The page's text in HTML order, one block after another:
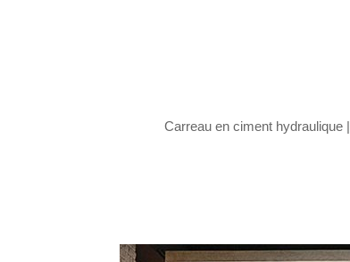
Carreau en ciment hydraulique |